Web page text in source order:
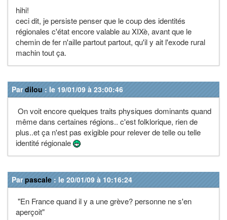
hihi!
ceci dit, je persiste penser que le coup des identités
régionales c'état encore valable au XIXè, avant que le
chemin de fer n'aille partout partout, qu'il y ait l'exode rural
machin tout ça.
Pardilou : le 19/01/09 à 23:00:46
On voit encore quelques traits physiques dominants quand
même dans certaines régions.. c'est folklorique, rien de
plus..et ça n'est pas exigible pour relever de telle ou telle
identité régionale
Parpascale : le 20/01/09 à 10:16:24
"En France quand il y a une grève? personne ne s'en
aperçoit"